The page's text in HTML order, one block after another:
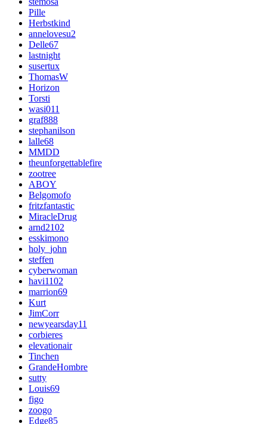
Pille
Herbstkind
annelovesu2
Delle67
lastnight
susertux
ThomasW
Horizon
Torsti
wasi011
graf888
stephanilson
lalle68
MMDD
theunforgettablefire
zootree
ABOY
Belgomofo
fritzfantastic
MiracleDrug
arnd2102
esskimono
holy_john
steffen
cyberwoman
havi1102
marrion69
Kurt
JimCorr
newyearsday11
corbieres
elevationair
Tinchen
GrandeHombre
sutty
Louis69
figo
zoogo
Edge85